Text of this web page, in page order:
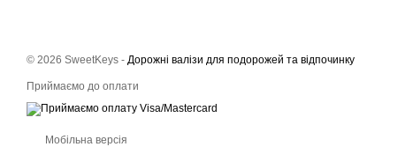
© 2026 SweetKeys - Дорожні валізи для подорожей та відпочинку
Приймаємо до оплати
Мобільна версія